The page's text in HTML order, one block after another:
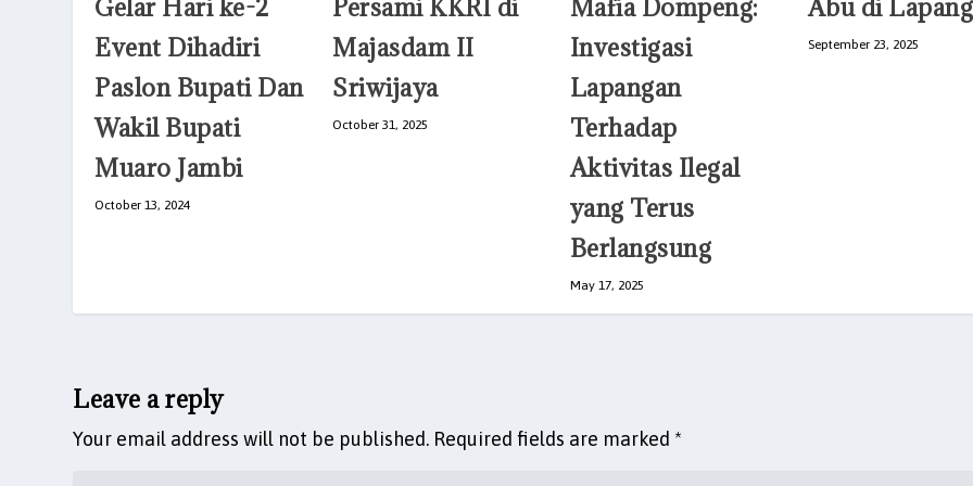
Gelar Hari ke-2
Event Dihadiri
Paslon Bupati Dan
Wakil Bupati
Muaro Jambi
October 13, 2024
Persami KKRI di
Majasdam II
Sriwijaya
October 31, 2025
Mafia Dompeng:
Investigasi
Lapangan
Terhadap
Aktivitas Ilegal
yang Terus
Berlangsung
May 17, 2025
Abu di
September 23, 2025
Leave a reply
Your email address will not be published. Required fields are marked *